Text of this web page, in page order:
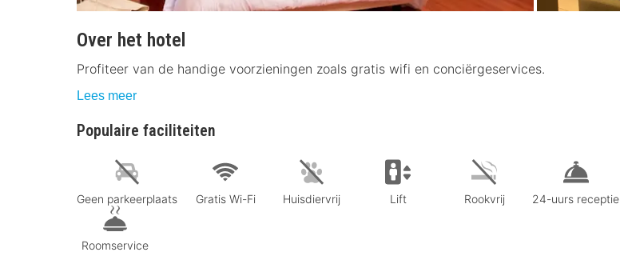
Over het hotel
Profiteer van de handige voorzieningen zoals gratis wifi en conciërgeservices.
Lees meer
Populaire faciliteiten
Geen parkeerplaats Gratis Wi-Fi Huisdiervrij Lift Rookvrij 24-uurs receptie
Roomservice